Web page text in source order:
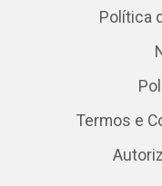
Política
Termos e